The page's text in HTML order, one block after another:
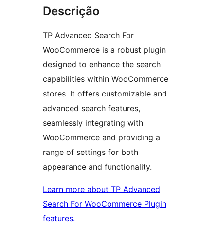
Descrição
TP Advanced Search For
WooCommerce is a robust plugin
designed to enhance the search
capabilities within WooCommerce
stores. It offers customizable and
advanced search features,
seamlessly integrating with
WooCommerce and providing a
range of settings for both
appearance and functionality.
Learn more about TP Advanced
Search For WooCommerce Plugin
features.